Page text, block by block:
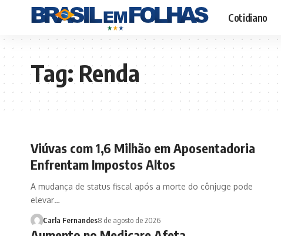
Cotidiano
Tag:Renda
Viúvas com 1,6 Milhão em Aposentadoria
Enfrentam Impostos Altos
A mudança de status fiscal após a morte do cônjuge pode
elevar…
Carla Fernandes8 de agosto de 2026